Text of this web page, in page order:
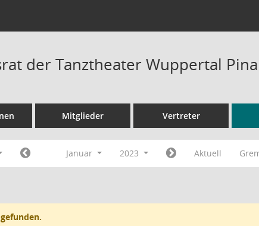
der Tanztheater Wuppertal
Mitglieder Vertreter
Januar 2023 Aktuell